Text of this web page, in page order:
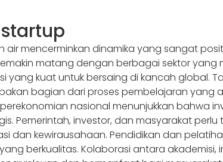
air mencerminkan dinamika yang sangat
matang dengan berbagai sektor yang
yang kuat untuk bersaing di kancah
bagian dari proses pembelajaran yang
nasional menunjukkan bahwa
Pemerintah, investor, dan masyarakat
dan kewirausahaan. Pendidikan dan
berkualitas. Kolaborasi antara akademisi,